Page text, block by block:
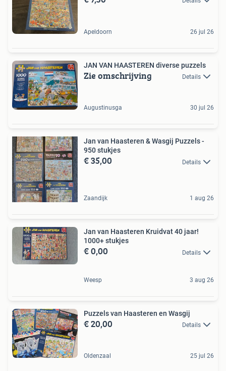
Apeldoorn 26 jul 26
JAN VAN HAASTEREN diverse puzzels
Zie omschrijving Details
Augustinusga 30 jul 26
Jan van Haasteren & Wasgij Puzzels -
950 stukjes
€ 35,00 Details
Zaandijk 1 aug 26
Jan van Haasteren Kruidvat 40 jaar!
1000+ stukjes
€ 0,00 Details
Weesp 3 aug 26
Puzzels van Haasteren en Wasgij
€ 20,00 Details
Oldenzaal 25 jul 26